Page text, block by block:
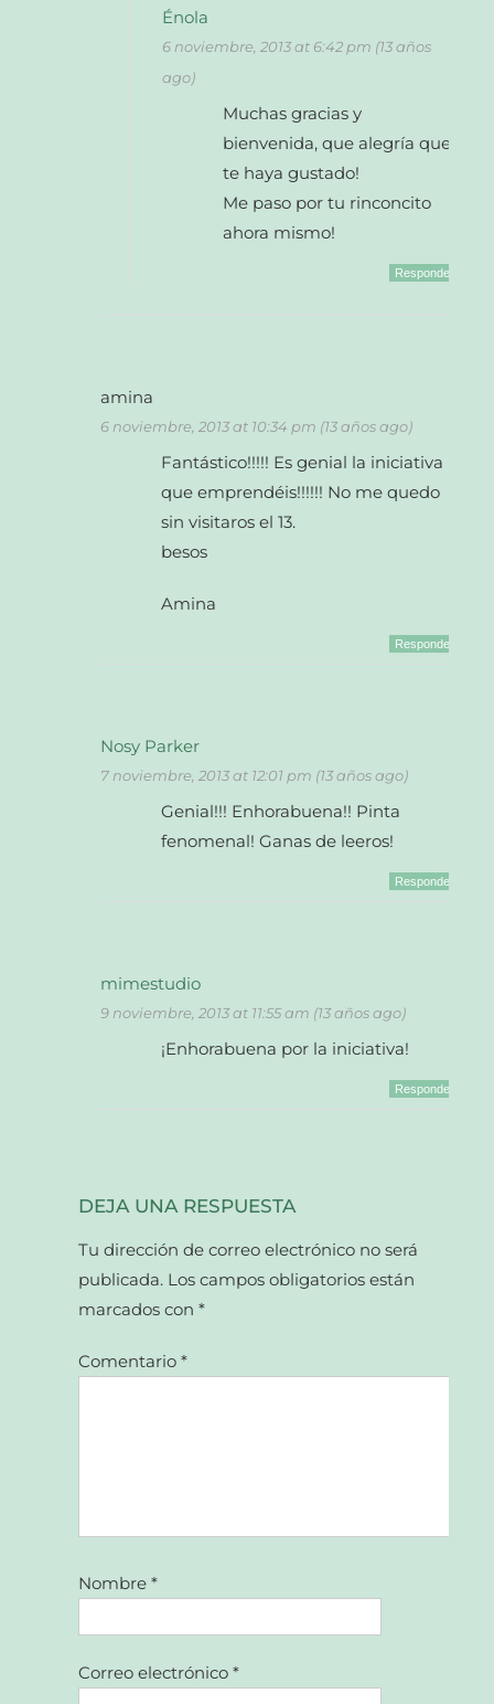
Énola
6 noviembre, 2013 at 6:42 pm (13 años
ago)
Muchas gracias y
bienvenida, que alegría que
te haya gustado!
Me paso por tu rinconcito
ahora mismo!
Responder
amina
6 noviembre, 2013 at 10:34 pm (13 años ago)
Fantástico!!!!! Es genial la iniciativa
que emprendéis!!!!!! No me quedo
sin visitaros el 13.
besos
Amina
Responder
Nosy Parker
7 noviembre, 2013 at 12:01 pm (13 años ago)
Genial!!! Enhorabuena!! Pinta
fenomenal! Ganas de leeros!
Responder
mimestudio
9 noviembre, 2013 at 11:55 am (13 años ago)
¡Enhorabuena por la iniciativa!
Responder
DEJA UNA RESPUESTA
Tu dirección de correo electrónico no será
publicada. Los campos obligatorios están
marcados con*
Comentario*
Nombre*
Correo electrónico*